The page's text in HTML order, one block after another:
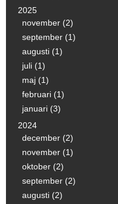
2025
november (2)
september (1)
augusti (1)
juli (1)
maj (1)
februari (1)
januari (3)
2024
december (2)
november (1)
oktober (2)
september (2)
augusti (2)